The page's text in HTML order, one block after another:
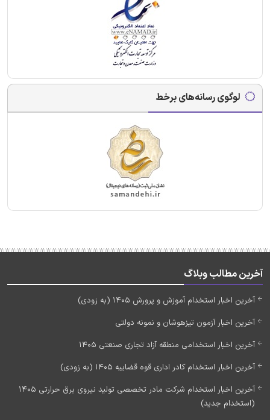
لوگوی رسانه‌های برخط
آخرین مطالب وبلاگ
آخرین اخبار استخدام آموزش و پرورش 1405 (به زودی)
آخرین اخبار آزمون تیزهوشان و نمونه دولتی
آخرین اخبار استخدامی منطقه آزاد تجاری صنعتی 1405
آخرین اخبار استخدام کادر اداری قوه قضاییه 1405 (به زودی)
آخرین اخبار استخدام شرکت مادر تخصصی تولید نیروی برق حرارتی 1405
(استخدام جدید)